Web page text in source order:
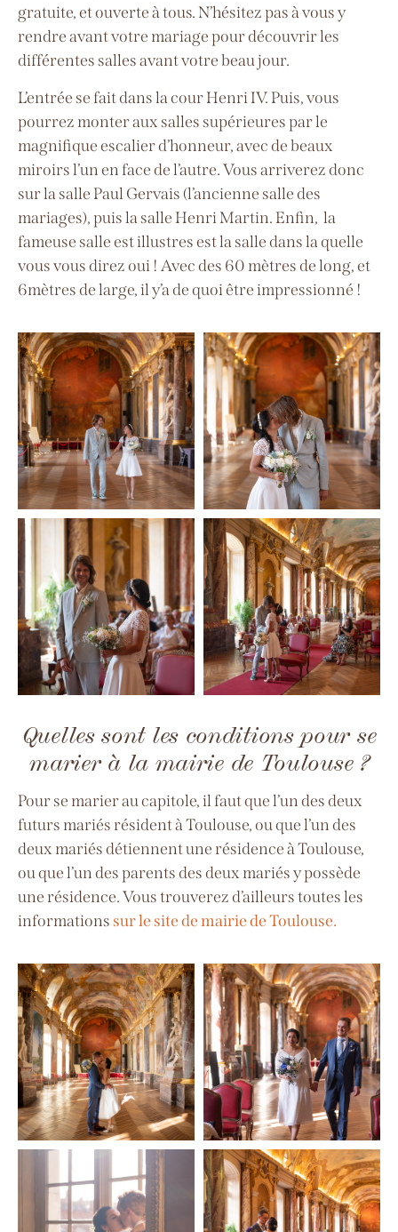
gratuite, et ouverte à tous. N’hésitez pas à vous y
rendre avant votre mariage pour découvrir les
différentes salles avant votre beau jour.
L’entrée se fait dans la cour Henri IV. Puis, vous
pourrez monter aux salles supérieures par le
magnifique escalier d’honneur, avec de beaux
miroirs l’un en face de l’autre. Vous arriverez donc
sur la salle Paul Gervais (l’ancienne salle des
mariages), puis la salle Henri Martin. Enfin, la
fameuse salle est illustres est la salle dans la quelle
vous vous direz oui ! Avec des 60 mètres de long, et
6mètres de large, il y’a de quoi être impressionné !
Quelles sont les conditions pour se
marier à la mairie de Toulouse ?
Pour se marier au capitole, il faut que l’un des deux
futurs mariés résident à Toulouse, ou que l’un des
deux mariés détiennent une résidence à Toulouse,
ou que l’un des parents des deux mariés y possède
une résidence. Vous trouverez d’ailleurs toutes les
informationssur le site de mairie de Toulouse.